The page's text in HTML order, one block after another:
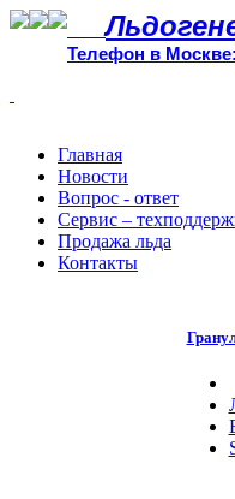
Телефон в Москве:
Главная
Новости
Вопрос - ответ
Сервис –
Продажа льда
Контакты